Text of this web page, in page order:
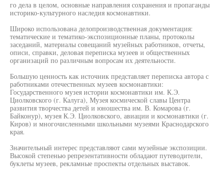
го дела в целом, основные направления сохранения и пропаганды
историко-культурного наследия космонавтики.
Широко использована делопроизводственная документация:
тематические и тематико-экспозиционные планы, протоколы
заседаний, материалы совещаний музейных работников, отчеты,
описи, справки, деловая переписка музеев и общественных
организаций по различным вопросам их деятельности.
Большую ценность как источник представляет переписка автора с
работниками отечественных музеев космонавтики:
Государственного музея истории космонавтики им. К.Э.
Циолковского (г. Калуга), Музея космической славы Центра
развития творчества детей и юношества им. В. Комарова (г.
Байконур), музея К.Э. Циолковского, авиации и космонавтики (г.
Киров) и многочисленными школьными музеями Краснодарского
края.
Значительный интерес представляют сами музейные экспозиции.
Высокой степенью репрезентативности обладают путеводители,
буклеты музеев, рекламные проспекты отдельных выставок.